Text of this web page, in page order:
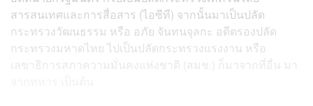
สารสนเทศและการสื่อสาร (ไอซีที) จากนั้นมาเป็นปลัด
กระทรวงวัฒนธรรม หรือ อภัย จันทนจุลกะ อดีตรองปลัด
กระทรวงมหาดไทย ไปเป็นปลัดกระทรวงแรงงาน หรือ
เลขาธิการสภาความมั่นคงแห่งชาติ (สมช.) ก็มาจากที่อื่น มา